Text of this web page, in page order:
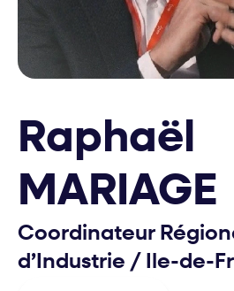
Raphaël
MARIAGE
Coordinateur
d’Industrie / Ile-de-